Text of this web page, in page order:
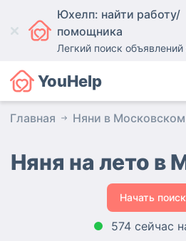
Юхелп: найти работу/
помощника
Легкий поиск объявлений
YouHelp
Главная Няни в Московском
Няня на лето в
Начать поиск
574 сейчас